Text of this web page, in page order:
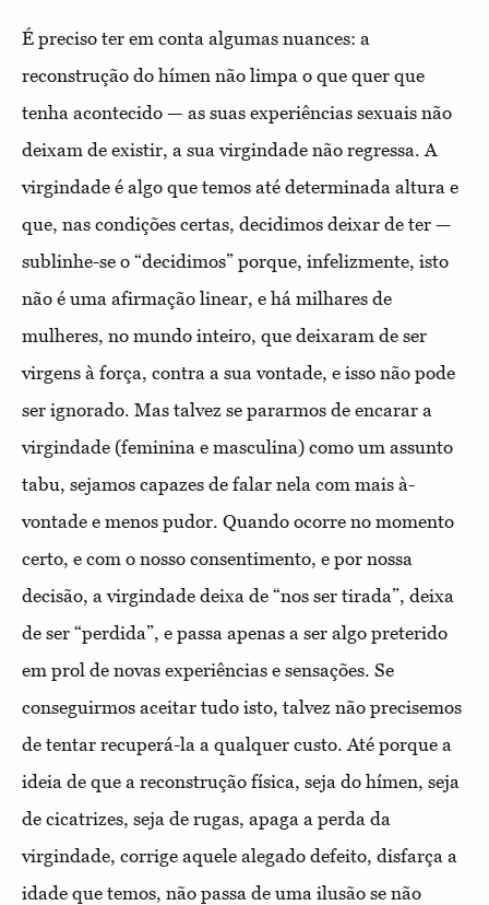
É preciso ter em conta algumas nuances: a
reconstrução do hímen não limpa o que quer que
tenha acontecido — as suas experiências sexuais não
deixam de existir, a sua virgindade não regressa. A
virgindade é algo que temos até determinada altura e
que, nas condições certas, decidimos deixar de ter —
sublinhe-se o “decidimos” porque, infelizmente, isto
não é uma afirmação linear, e há milhares de
mulheres, no mundo inteiro, que deixaram de ser
virgens à força, contra a sua vontade, e isso não pode
ser ignorado. Mas talvez se pararmos de encarar a
virgindade (feminina e masculina) como um assunto
tabu, sejamos capazes de falar nela com mais à-
vontade e menos pudor. Quando ocorre no momento
certo, e com o nosso consentimento, e por nossa
decisão, a virgindade deixa de “nos ser tirada”, deixa
de ser “perdida”, e passa apenas a ser algo preterido
em prol de novas experiências e sensações. Se
conseguirmos aceitar tudo isto, talvez não precisemos
de tentar recuperá-la a qualquer custo. Até porque a
ideia de que a reconstrução física, seja do hímen, seja
de cicatrizes, seja de rugas, apaga a perda da
virgindade, corrige aquele alegado defeito, disfarça a
idade que temos, não passa de uma ilusão se não